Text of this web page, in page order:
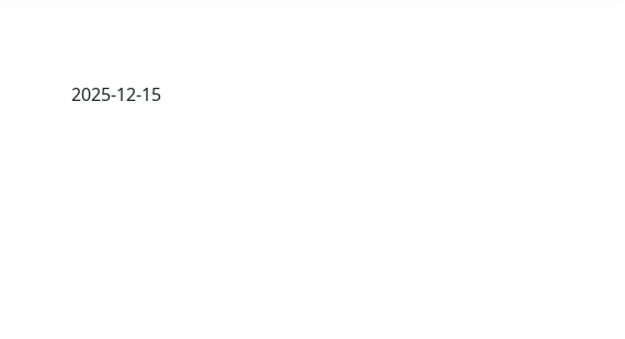
2025-12-15